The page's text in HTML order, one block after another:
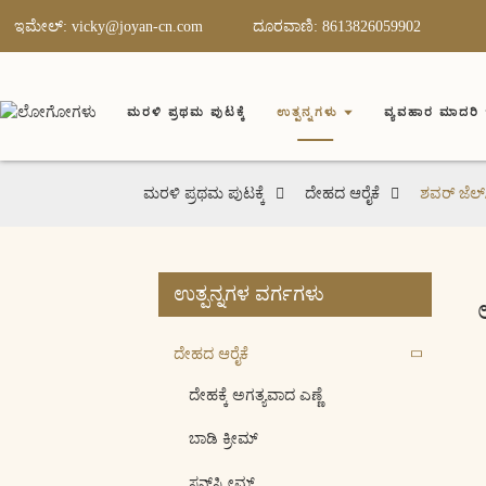
ಇಮೇಲ್: vicky@joyan-cn.com ದೂರವಾಣಿ: 8613826059902
ಮರಳಿ ಪ್ರಥಮ ಪುಟಕ್ಕೆ ಉತ್ಪನ್ನಗಳು ವ್ಯವಹಾರ ಮಾದರಿ
ಮರಳಿ ಪ್ರಥಮ ಪುಟಕ್ಕೆ ದೇಹದ ಆರೈಕೆ ಶವರ್
ಉತ್ಪನ್ನಗಳ ವರ್ಗಗಳು
ದೇಹದ ಆರೈಕೆ
ದೇಹಕ್ಕೆ ಅಗತ್ಯವಾದ ಎಣ್ಣೆ
ಬಾಡಿ ಕ್ರೀಮ್